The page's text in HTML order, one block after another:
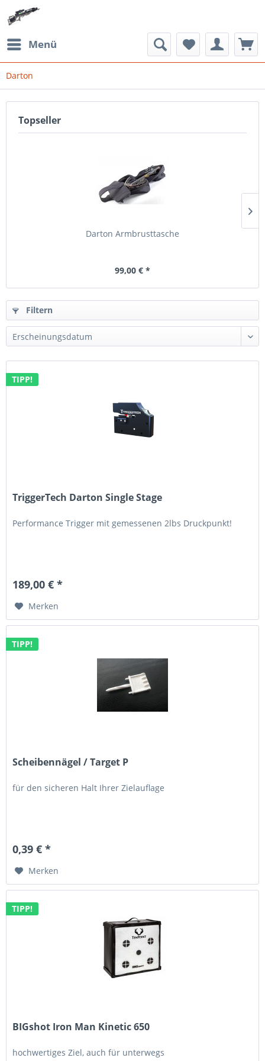
Menü
Darton
Topseller
Darton Armbrusttasche
99,00 € *
Filtern
TIPP!
TriggerTech Darton Single Stage
Performance Trigger mit gemessenen 2lbs Druckpunkt!
189,00 € *
Merken
TIPP!
Scheibennägel / Target P
für den sicheren Halt Ihrer Zielauflage
0,39 € *
Merken
TIPP!
BIGshot Iron Man Kinetic 650
hochwertiges Ziel, auch für unterwegs